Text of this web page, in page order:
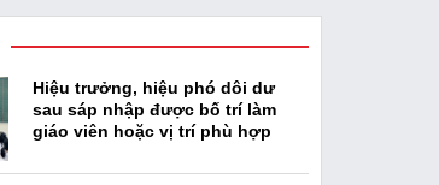
Podcast
Hiệu trưởng, hiệu phó dôi dư
sau sáp nhập được bố trí làm
giáo viên hoặc vị trí phù hợp